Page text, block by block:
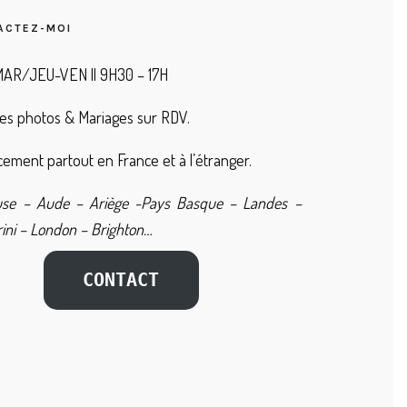
MOI
JEU-VEN || 9H30 – 17H
photos & Mariages sur RDV.
partout en France et à l’étranger.
– Aude – Ariège -Pays Basque – Landes –
– London – Brighton…
CONTACT